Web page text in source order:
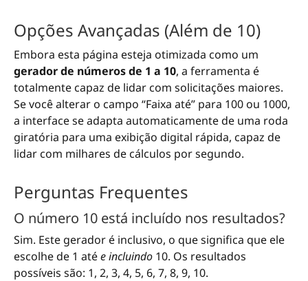
Opções Avançadas (Além de 10)
Embora esta página esteja otimizada como um
gerador de números de 1 a 10, a ferramenta é
totalmente capaz de lidar com solicitações maiores.
Se você alterar o campo “Faixa até” para 100 ou 1000,
a interface se adapta automaticamente de uma roda
giratória para uma exibição digital rápida, capaz de
lidar com milhares de cálculos por segundo.
Perguntas Frequentes
O número 10 está incluído nos resultados?
Sim. Este gerador é inclusivo, o que significa que ele
escolhe de 1 atée incluindo 10. Os resultados
possíveis são: 1, 2, 3, 4, 5, 6, 7, 8, 9, 10.